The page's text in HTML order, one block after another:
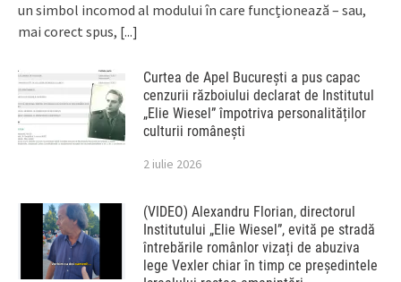
un simbol incomod al modului în care funcționează – sau,
mai corect spus, [...]
Curtea de Apel București a pus capac
cenzurii războiului declarat de Institutul
„Elie Wiesel” împotriva personalităților
culturii românești
2 iulie 2026
(VIDEO) Alexandru Florian, directorul
Institutului „Elie Wiesel”, evită pe stradă
întrebările românlor vizați de abuziva
lege Vexler chiar în timp ce președintele